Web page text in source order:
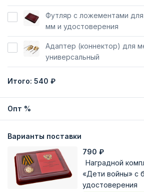
Футляр с ложементами
мм и удостоверения
Адаптер (коннектор) для
универсальный
Итого: 540 ₽
Опт %
Варианты поставки
790 ₽
Наградной
«Дети войны» с
удостоверения